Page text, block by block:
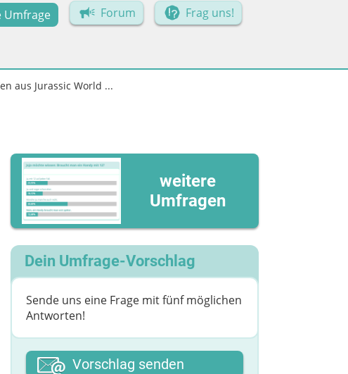
Umfrage Forum
Frag uns!
aus Jurassic World ...
weitere
Umfragen
Dein Umfrage-Vorschlag
Sende uns eine Frage mit fünf möglichen
Antworten!
Dein Vor- oder Spitzname
Vorschlag senden